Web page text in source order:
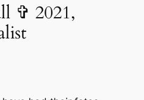
✞ 2021,